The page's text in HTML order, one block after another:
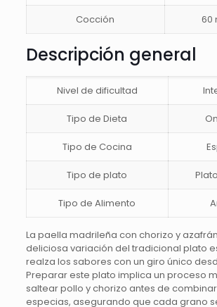
Cocción 60
Descripción general
Nivel de dificultad
Tipo de Dieta
Tipo de Cocina
Tipo de plato
Tipo de Alimento
La paella madrileña con chorizo y
deliciosa variación del tradicional plato
realza los sabores con un giro único
Preparar este plato implica un proceso
saltear pollo y chorizo antes de
especias, asegurando que cada grano